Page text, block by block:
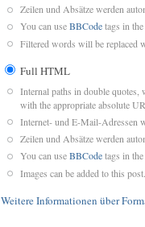
Zeilen und Absätze werden
You can useBBCodetags in
Filtered words will be replaced
Full HTML
Internal paths in double quotes,
with the appropriate absolute
Internet- und E-Mail-Adressen
Zeilen und Absätze werden
You can useBBCodetags in
Images can be added to this post.
Weitere Informationen über